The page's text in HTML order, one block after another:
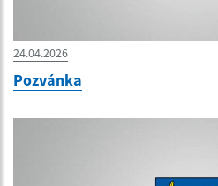
24.04.2026
Pozvánka